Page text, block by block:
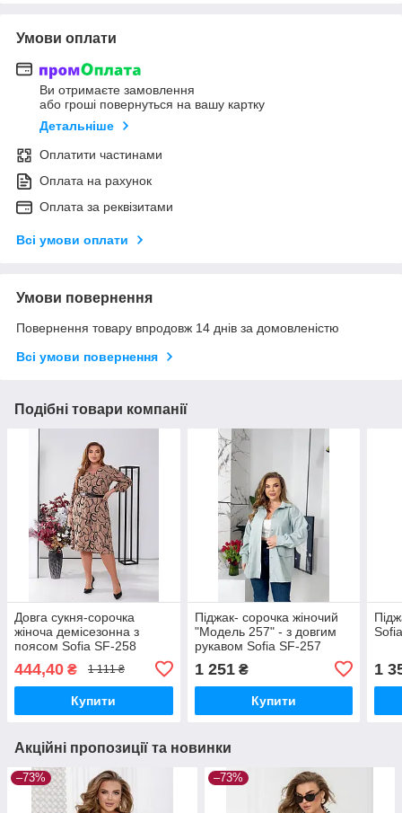
Умови оплати
Ви отримаєте замовлення
або гроші повернуться на вашу картку
Детальніше
Оплатити частинами
Оплата на рахунок
Оплата за реквізитами
Всі умови оплати
Умови повернення
Повернення товару впродовж 14 днів за домовленістю
Всі умови повернення
Подібні товари компанії
Довга сукня-сорочка
жіноча демісезонна з
поясом Sofia SF-258
444,40 ₴ 1 111 ₴
Купити
Піджак- сорочка жіночий
"Модель 257" - з довгим
рукавом Sofia SF-257
1 251₴
Купити
1
Акційні пропозиції та новинки
–73% –73%